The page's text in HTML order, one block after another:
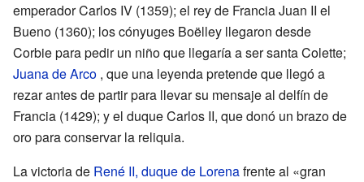
emperador Carlos IV (1359); el rey de Francia Juan II el
Bueno (1360); los cónyuges Boëlley llegaron desde
Corbie para pedir un niño que llegaría a ser santa Colette;
Juana de Arco , que una leyenda pretende que llegó a
rezar antes de partir para llevar su mensaje al delfín de
Francia (1429); y el duque Carlos II, que donó un brazo de
oro para conservar la reliquia.
La victoria de René II, duque de Lorenafrente al «gran